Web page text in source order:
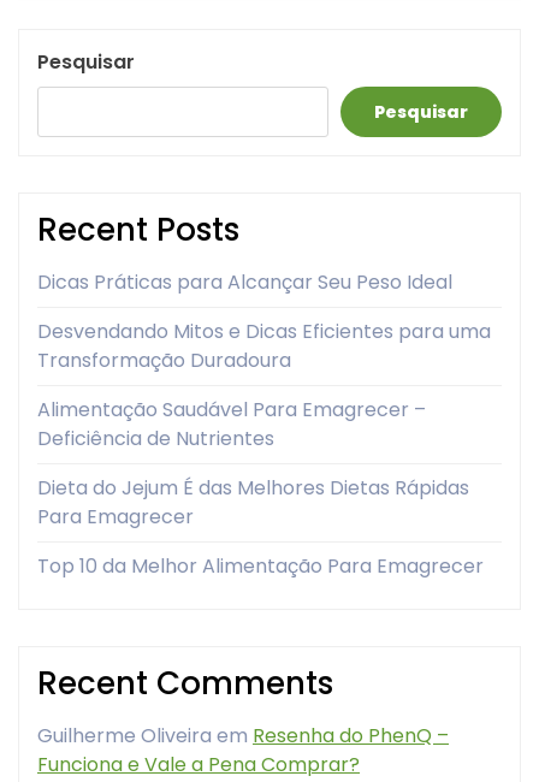
Pesquisar
Pesquisar
Recent Posts
Dicas Práticas para Alcançar Seu Peso Ideal
Desvendando Mitos e Dicas Eficientes para uma
Transformação Duradoura
Alimentação Saudável Para Emagrecer –
Deficiência de Nutrientes
Dieta do Jejum É das Melhores Dietas Rápidas
Para Emagrecer
Top 10 da Melhor Alimentação Para Emagrecer
Recent Comments
Guilherme Oliveira em Resenha do PhenQ –
Funciona e Vale a Pena Comprar?